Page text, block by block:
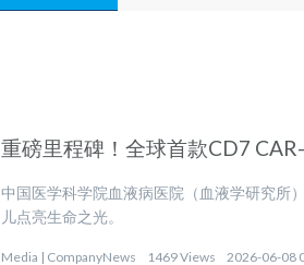
重磅里程碑！全球首款CD7
中国医学科学院血液病医院（血液学研究所
儿点亮生命之光。
Media | CompanyNews 1469 Views 2026-06-08